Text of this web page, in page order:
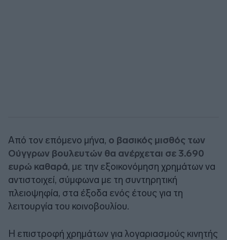
Από τον επόμενο μήνα, ο βασικός μισθός των
Ούγγρων βουλευτών θα ανέρχεται σε 3.690
ευρώ καθαρά, με την εξοικονόμηση χρημάτων να
αντιστοιχεί, σύμφωνα με τη συντηρητική
πλειοψηφία, στα έξοδα ενός έτους για τη
λειτουργία του κοινοβουλίου.
Η επιστροφή χρημάτων για λογαριασμούς κινητής